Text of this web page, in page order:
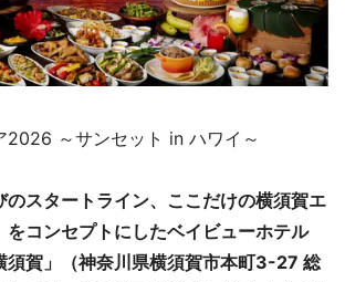
2026 ～サンセット in ハワイ～
のスタートライン、ここだけの横須賀エ
をコンセプトにしたベイビューホテル
須賀」（神奈川県横須賀市本町3-27 総